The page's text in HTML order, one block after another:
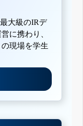
大級のIRデ
に携わり、
現場を学生